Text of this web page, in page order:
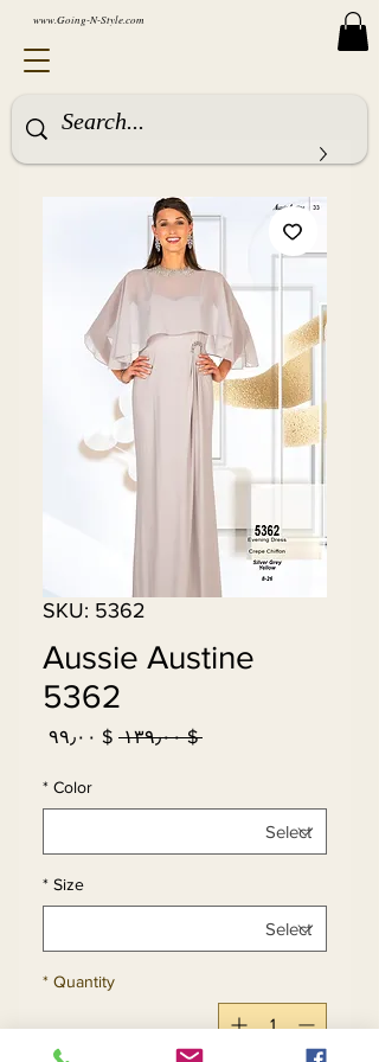
www.Going-N-Style.com
SKU: 5362
Aussie Austine
5362
$ ۱۳۹٫۰۰
Regular
$ ۹۹٫۰۰
Sale
Color
*
Size
*
Quantity
*